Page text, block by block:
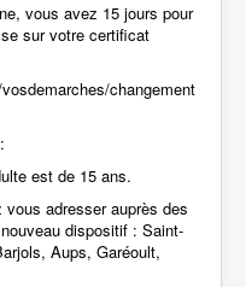
pratiques
vous avez 15 jours pour
sur votre certificat
changement
:
est de 15 ans.
adresser auprès des
dispositif : Saint-
Aups, Garéoult,